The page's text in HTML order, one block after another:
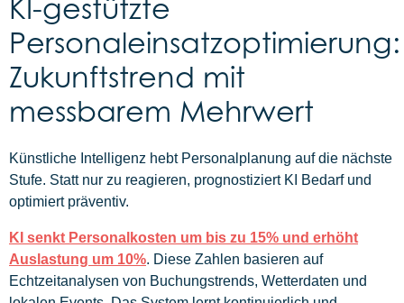
KI-gestützte
Personaleinsatzoptimierung:
Zukunftstrend mit
messbarem Mehrwert
Künstliche Intelligenz hebt Personalplanung auf die nächste
Stufe. Statt nur zu reagieren, prognostiziert KI Bedarf und
optimiert präventiv.
KI senkt Personalkosten um bis zu 15% und erhöht
Auslastung um 10%. Diese Zahlen basieren auf
Echtzeitanalysen von Buchungstrends, Wetterdaten und